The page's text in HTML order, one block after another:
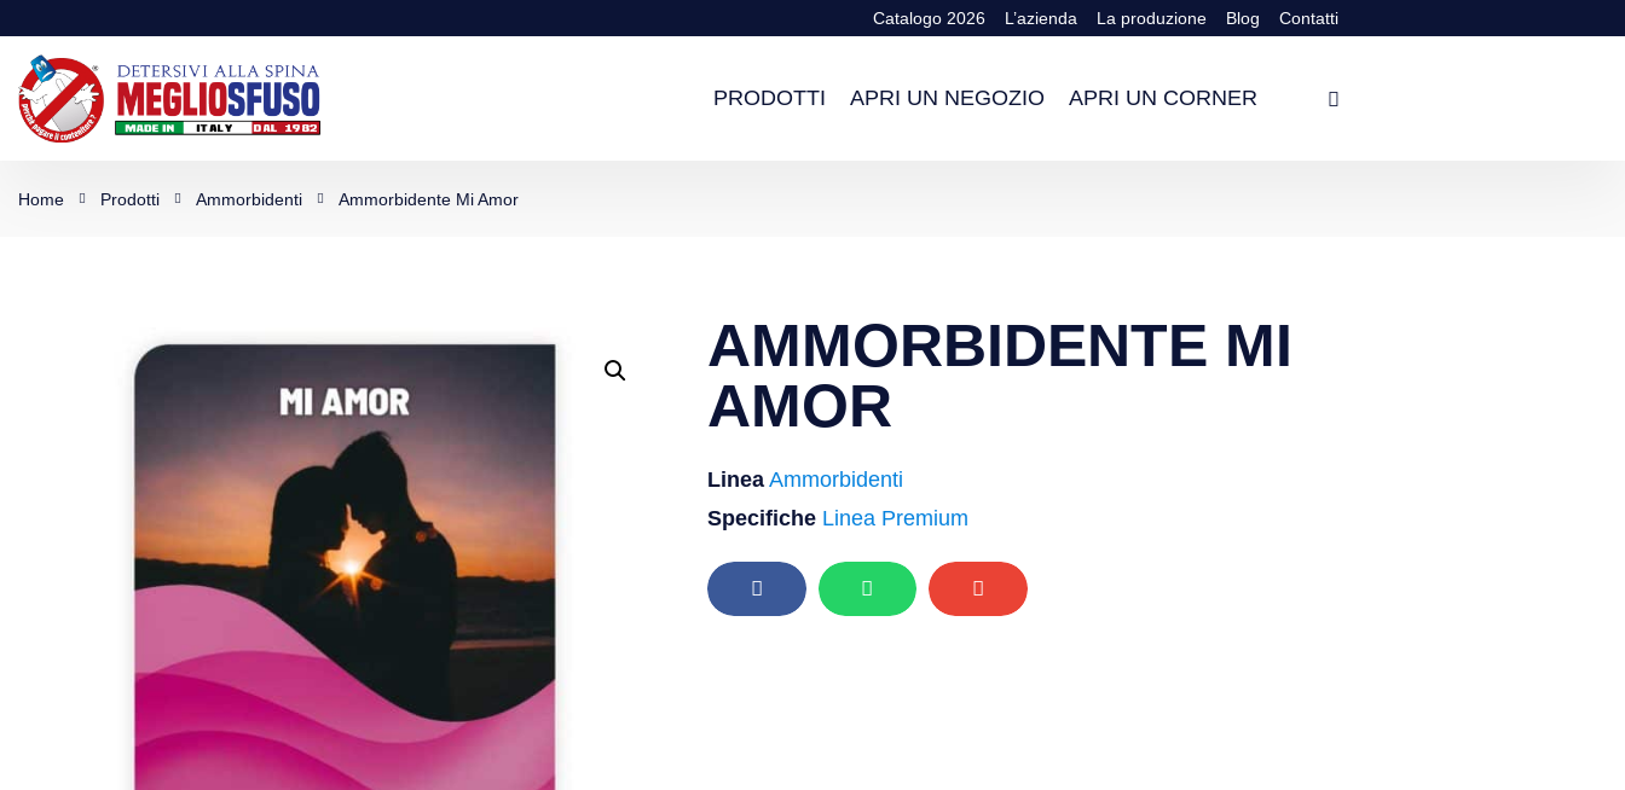
Catalogo 2026 L’azienda La produzione Blog Contatti
PRODOTTI APRI UN NEGOZIO APRI UN CORNER
Home Prodotti Ammorbidenti Ammorbidente Mi Amor
AMMORBIDENTE MI
AMOR
Linea Ammorbidenti
Specifiche Linea Premium